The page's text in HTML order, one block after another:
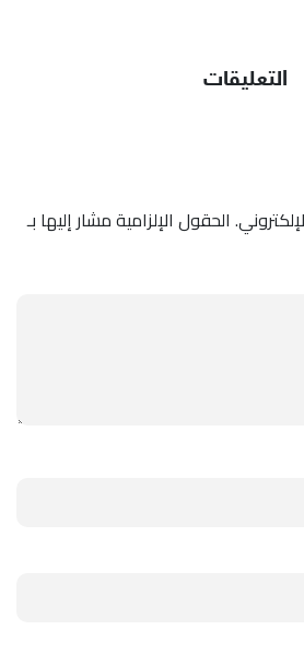
التعليقات
الحقول الإلزامية مشار إليها بـ